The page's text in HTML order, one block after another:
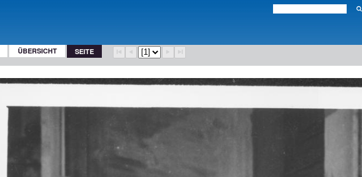
ÜBERSICHT SEITE